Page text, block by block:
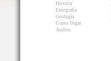
Historia
Etnografía
Geología
Como llegar
Audios